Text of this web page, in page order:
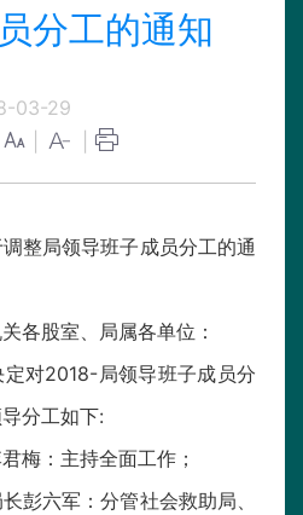
分工的通知
03-29
整局领导班子成员分工的通
各股室、局属各单位：
对2018-局领导班子成员分
分工如下:
梅：主持全面工作；
彭六军：分管社会救助局、